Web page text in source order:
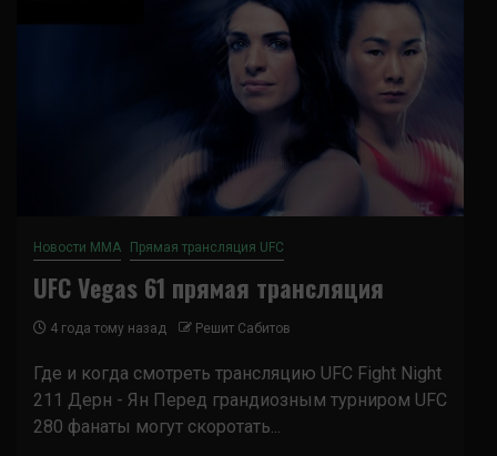
Новости ММА Прямая трансляция UFC
UFC Vegas 61 прямая трансляция
4 года тому назад Решит Сабитов
Где и когда смотреть трансляцию UFC Fight Night
211 Дерн - Ян Перед грандиозным турниром UFC
280 фанаты могут скоротать...